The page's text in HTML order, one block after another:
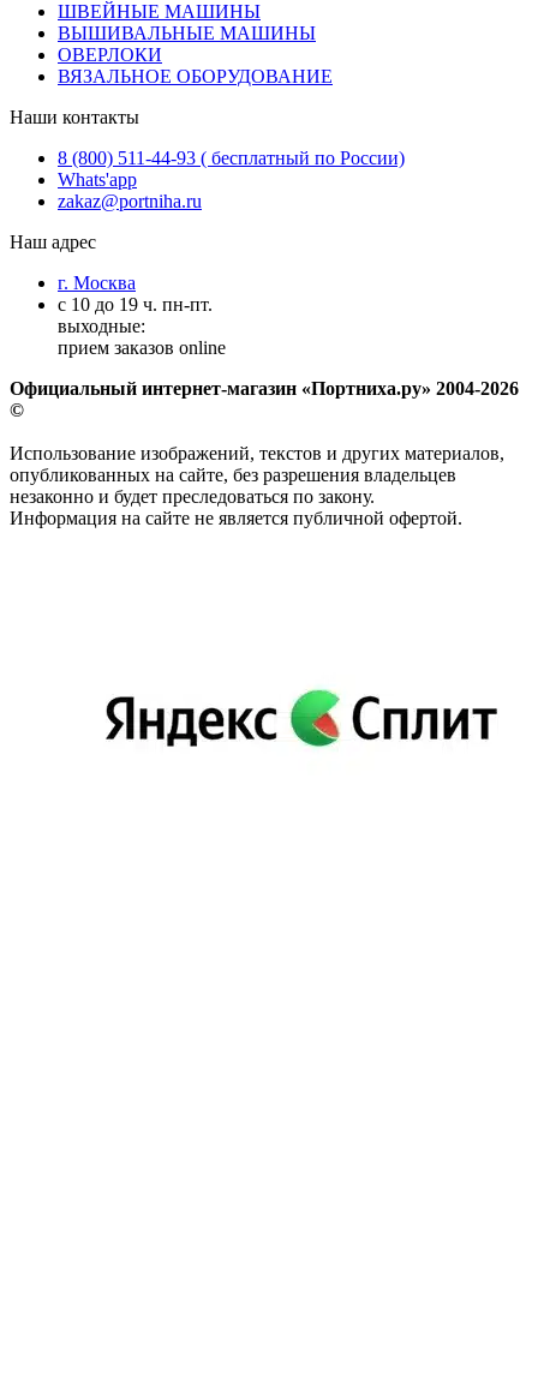
ШВЕЙНЫЕ МАШИНЫ
ВЫШИВАЛЬНЫЕ МАШИНЫ
ОВЕРЛОКИ
ВЯЗАЛЬНОЕ ОБОРУДОВАНИЕ
Наши контакты
8 (800) 511-44-93 ( бесплатный по России)
Whats'app
zakaz@portniha.ru
Наш адрес
г. Москва
с 10 до 19 ч. пн-пт.
выходные:
прием заказов online
Официальный интернет-магазин «Портниха.ру» 2004-2026
©
Использование изображений, текстов и других материалов,
опубликованных на сайте, без разрешения владельцев
незаконно и будет преследоваться по закону.
Информация на сайте не является публичной офертой.